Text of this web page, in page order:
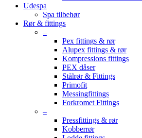
Udespa
Spa tilbehør
Rør & fittings
–
Pex fittings & rør
Alupex fittings & rør
Kompressions fittings
PEX dåser
Stålrør & Fittings
Primofit
Messingfittings
Forkromet Fittings
–
Pressfittings & rør
Kobberrør